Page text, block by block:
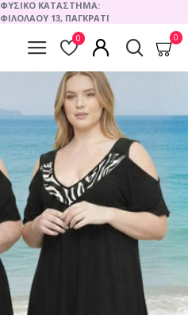
ΦΥΣΙΚΟ ΚΑΤΑΣΤΗΜΑ:
ΦΙΛΟΛΑΟΥ 13, ΠΑΓΚΡΑΤΙ
0 0